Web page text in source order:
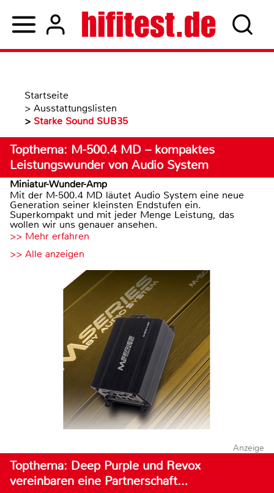
Startseite
> Ausstattungslisten
> Starke Sound SUB35
Topthema: M-500.4 MD – kompaktes
Leistungswunder von Audio System
Miniatur-Wunder-Amp
Mit der M-500.4 MD läutet Audio System eine neue
Generation seiner kleinsten Endstufen ein.
Superkompakt und mit jeder Menge Leistung, das
wollen wir uns genauer ansehen.
>> Mehr erfahren
>> Alle anzeigen
Anzeige
Topthema: Deep Purple und Revox
vereinbaren eine Partnerschaft…